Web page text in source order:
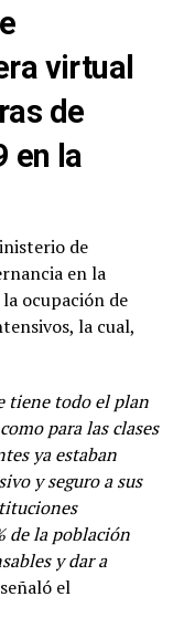
virtual
de
en la
de
en la
ocupación de
la cual,
tiene todo el plan
para las clases
ya estaban
y seguro a sus
de la población
y dar a
el